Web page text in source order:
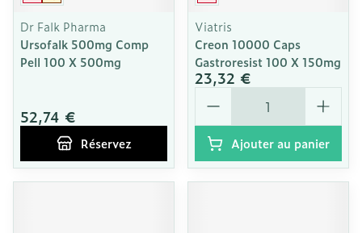
Dr Falk Pharma
Ursofalk 500mg Comp
Pell 100 X 500mg
52,74 €
Réservez
Viatris
Creon 10000 Caps
Gastroresist 100 X 150mg
23,32 €
Quantité
Ajouter au panier